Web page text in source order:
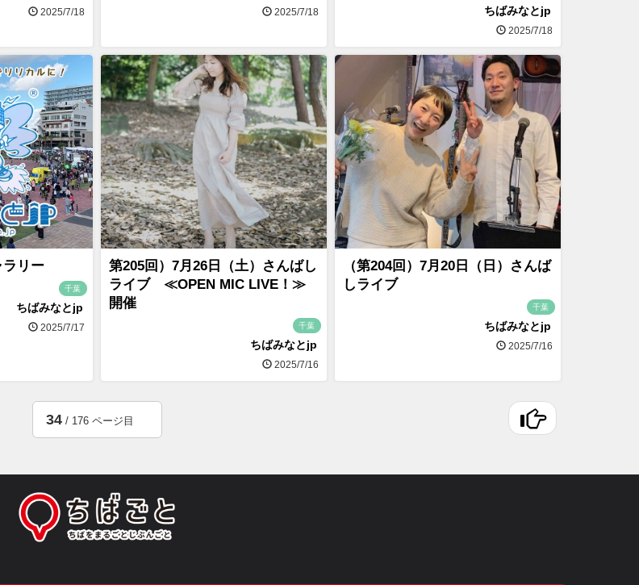
2025/7/18 2025/7/18 ちばみなとjp
2025/7/18
ラリー
千葉
ちばみなとjp
2025/7/17
第205回）7月26日（土）さんばし
ライブ ≪OPEN MIC LIVE！≫
開催
千葉
ちばみなとjp
2025/7/16
（第204回）7月20日（日）さんば
しライブ
千葉
ちばみなとjp
2025/7/16
34/ 176 ページ目